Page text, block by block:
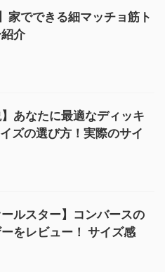
家でできる細マッチョ筋ト
介
】あなたに最適なディッキ
ズの選び方！実際のサイ
ールスター】コンバースの
をレビュー！ サイズ感